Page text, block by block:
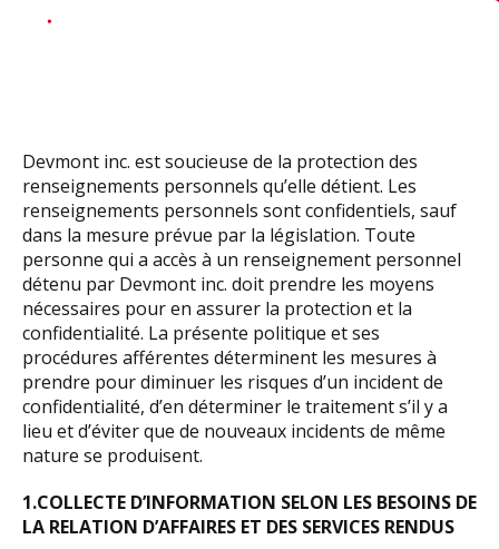
Devmont inc. est soucieuse de la protection des
renseignements personnels qu’elle détient. Les
renseignements personnels sont confidentiels, sauf
dans la mesure prévue par la législation. Toute
personne qui a accès à un renseignement personnel
détenu par Devmont inc. doit prendre les moyens
nécessaires pour en assurer la protection et la
confidentialité. La présente politique et ses
procédures afférentes déterminent les mesures à
prendre pour diminuer les risques d’un incident de
confidentialité, d’en déterminer le traitement s’il y a
lieu et d’éviter que de nouveaux incidents de même
nature se produisent.
1.COLLECTE D’INFORMATION SELON LES BESOINS DE
LA RELATION D’AFFAIRES ET DES SERVICES RENDUS